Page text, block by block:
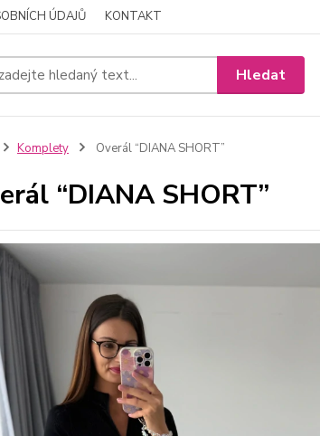
ÚDAJŮ KONTAKT
Hledat
Komplety Overál “DIANA SHORT”
“DIANA SHORT”